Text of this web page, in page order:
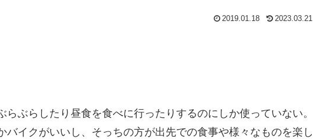
2019.01.18 2023.03.21
ぶらしたり昼食を食べに行ったりするのにしか使っていない。
バイクがいいし、そっちの方が出先での食事や様々なものを楽し